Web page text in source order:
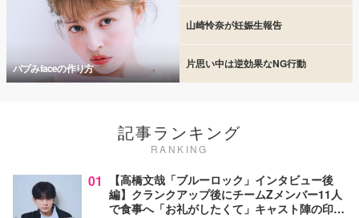
バブみfaceの作り方
山崎怜奈が妊娠生報告
片思い中は逆効果なNG行動
記事ランキング
RANKING
01
【高橋文哉「ブルーロック」インタビュー後
編】クランクアップ後にチームZメンバー11人
で食事へ「お礼がしたくて」キャスト陣の印象